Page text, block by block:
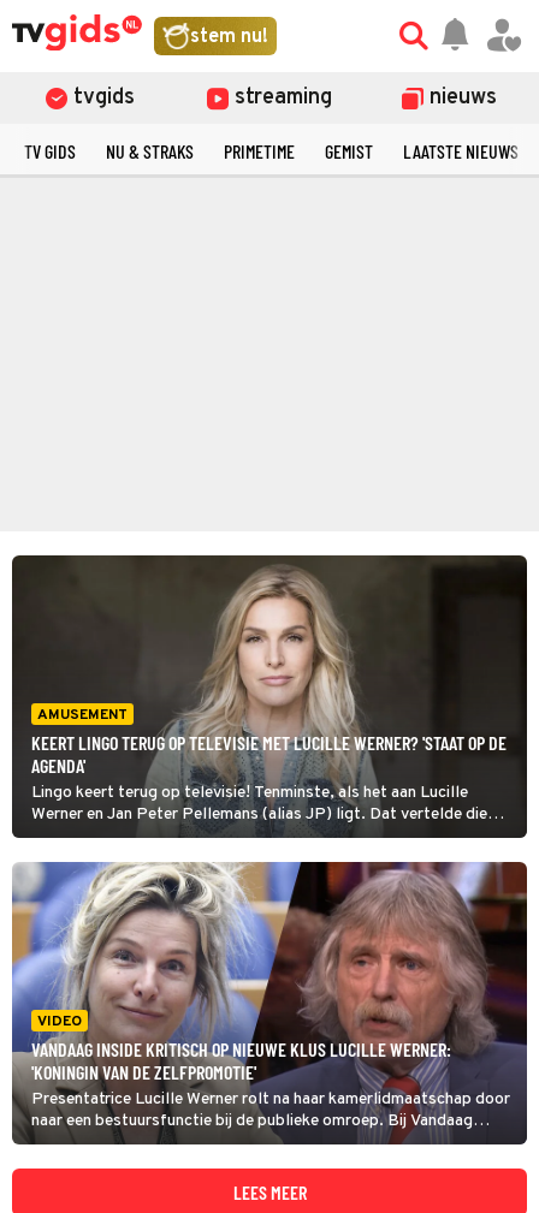
stem nu!
tvgids streaming nieuws
TV GIDS NU & STRAKS PRIMETIME GEMIST LAATSTE NIEUWS
AMUSEMENT
KEERT LINGO TERUG OP TELEVISIE MET LUCILLE WERNER? 'STAAT OP DE
AGENDA'
Lingo keert terug op televisie! Tenminste, als het aan Lucille
Werner en Jan Peter Pellemans (alias JP) ligt. Dat vertelde die
laatste dinsdag op Radio 10.
VIDEO
VANDAAG INSIDE KRITISCH OP NIEUWE KLUS LUCILLE WERNER:
'KONINGIN VAN DE ZELFPROMOTIE'
Presentatrice Lucille Werner rolt na haar kamerlidmaatschap door
naar een bestuursfunctie bij de publieke omroep. Bij Vandaag
inside fileren Tina Nijkamp en Johan Derksen deze nieuwe move van
het voormalig Lingo-boegbeeld.
LEES MEER